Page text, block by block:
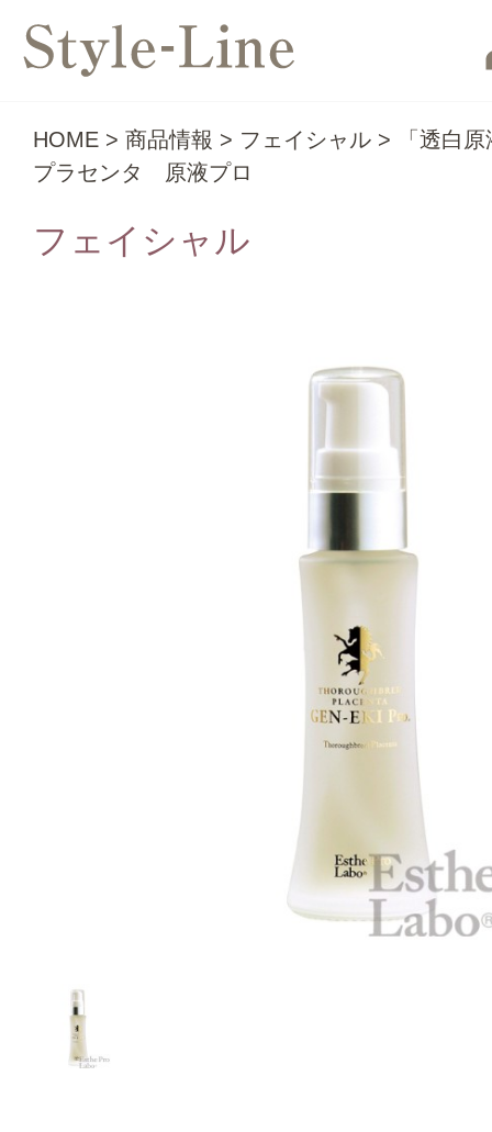
HOME > 商品情報 > フェイシャル >
「透白
プラセンタ 原液プロ
フェイシャル